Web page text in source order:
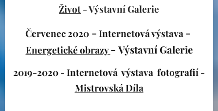
Život- Výstavní Galerie
Červenec 2020-Internetová výstava-
Energetické obrazy-Výstavní Galerie
2019-2020 - Internetová výstava fotografií -
Mistrovská Díla